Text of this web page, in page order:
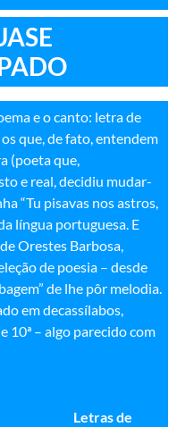
e o canto: letra de
que, de fato, entendem
(poeta que,
e real, decidiu mudar-
“Tu pisavas nos astros,
língua portuguesa. E
de Orestes Barbosa,
de poesia – desde
de lhe pôr melodia.
em decassílabos,
10ª – algo parecido com
Letras de